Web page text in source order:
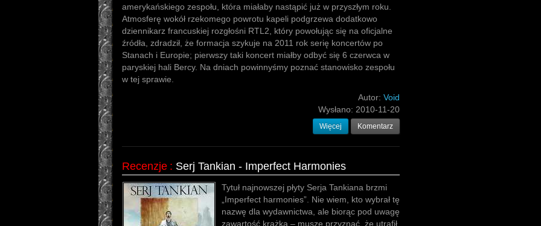
amerykańskiego zespołu, która miałaby nastąpić już w przyszłym roku.
Atmosferę wokół rzekomego powrotu kapeli podgrzewa dodatkowo
dziennikarz francuskiej rozgłośni RTL2, który powołując się na oficjalne
źródła, zdradził, że formacja szykuje na 2011 rok serię koncertów po
Stanach i Europie; pierwszy taki koncert miałby odbyć się 6 czerwca w
paryskiej hali Bercy. Na dniach powinnyśmy poznać stanowisko zespołu
w tej sprawie.
Autor: Void
Wysłano: 2010-11-20
Więcej Komentarz
Recenzje : Serj Tankian - Imperfect Harmonies
Tytuł najnowszej płyty Serja Tankiana brzmi
„Imperfect harmonies”. Nie wiem, kto wybrał tę
nazwę dla wydawnictwa, ale biorąc pod uwagę
zawartość krążka – muszę przyznać, że utrafił